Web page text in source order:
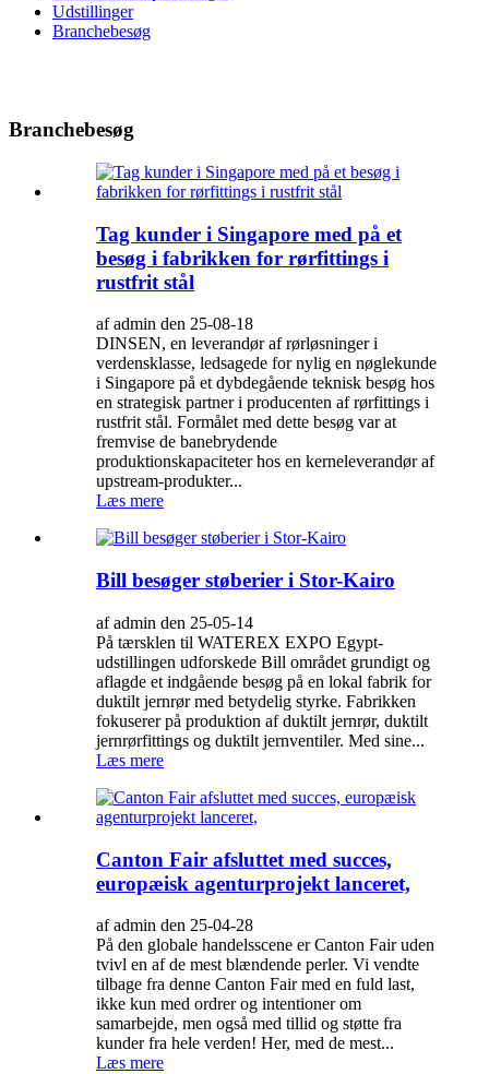
Udstillinger
Branchebesøg
Branchebesøg
Tag kunder i Singapore med på et
besøg i fabrikken for rørfittings i
rustfrit stål
af admin den 25-08-18
DINSEN, en leverandør af rørløsninger i
verdensklasse, ledsagede for nylig en nøglekunde
i Singapore på et dybdegående teknisk besøg hos
en strategisk partner i producenten af ​​rørfittings i
rustfrit stål. Formålet med dette besøg var at
fremvise de banebrydende
produktionskapaciteter hos en kerneleverandør af
upstream-produkter...
Læs mere
Bill besøger støberier i Stor-Kairo
af admin den 25-05-14
På tærsklen til WATEREX EXPO Egypt-
udstillingen udforskede Bill området grundigt og
aflagde et indgående besøg på en lokal fabrik for
duktilt jernrør med betydelig styrke. Fabrikken
fokuserer på produktion af duktilt jernrør, duktilt
jernrørfittings og duktilt jernventiler. Med sine...
Læs mere
Canton Fair afsluttet med succes,
europæisk agenturprojekt lanceret,
af admin den 25-04-28
På den globale handelsscene er Canton Fair uden
tvivl en af ​​de mest blændende perler. Vi vendte
tilbage fra denne Canton Fair med en fuld last,
ikke kun med ordrer og intentioner om
samarbejde, men også med tillid og støtte fra
kunder fra hele verden! Her, med de mest...
Læs mere